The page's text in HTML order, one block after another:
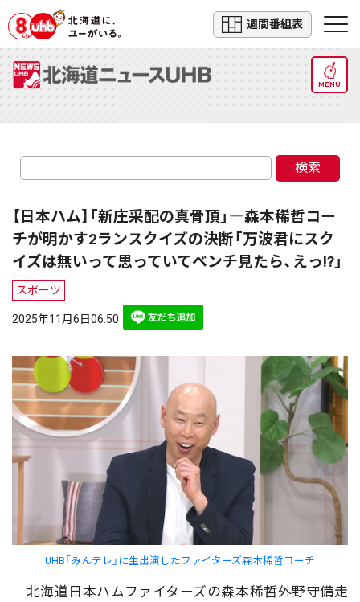
週間番組表
MENU
検索
【日本ハム】「新庄采配の真骨頂」―森本稀哲コー
チが明かす2ランスクイズの決断「万波君にスク
イズは無いって思っていてベンチ見たら、えっ!?」
スポーツ
2025年11月6日06:50
UHB「みんテレ」に生出演したファイターズ森本稀哲コーチ
北海道日本ハムファイターズの森本稀哲外野守備走